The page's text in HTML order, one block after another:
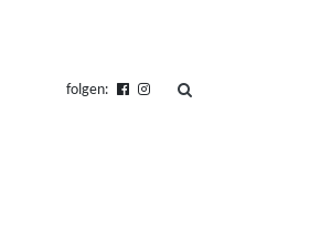
folgen: suchen